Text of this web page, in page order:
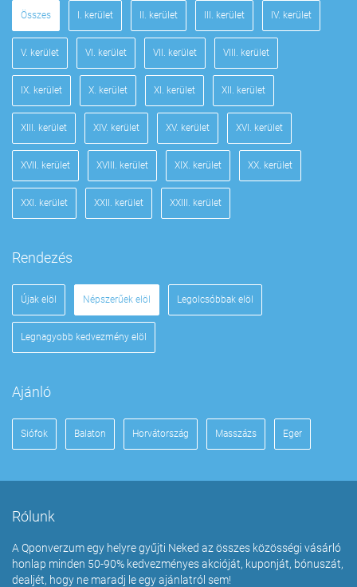
Összes I. kerület II. kerület III. kerület IV. kerület
V. kerület VI. kerület VII. kerület VIII. kerület
IX. kerület X. kerület XI. kerület XII. kerület
XIII. kerület XIV. kerület XV. kerület XVI. kerület
XVII. kerület XVIII. kerület XIX. kerület XX. kerület
XXI. kerület XXII. kerület XXIII. kerület
Rendezés
Újak elöl Népszerűek elöl Legolcsóbbak elöl
Legnagyobb kedvezmény elöl
Ajánló
Siófok Balaton Horvátország Masszázs Eger
Rólunk
A Qponverzum egy helyre gyűjti Neked az összes közösségi vásárló
honlap minden 50-90% kedvezményes akcióját, kuponját, bónuszát,
dealjét, hogy ne maradj le egy ajánlatról sem!